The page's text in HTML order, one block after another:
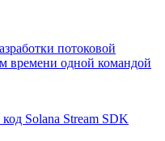
потоковой
времени одной командой
Solana Stream SDK